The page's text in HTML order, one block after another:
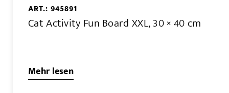
ART.: 945891
Cat Activity Fun Board XXL, 30 × 40 cm
Mehr lesen